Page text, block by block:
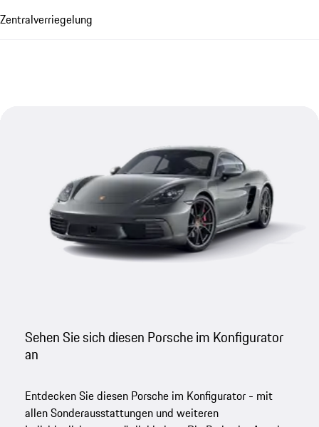
Zentralverriegelung
Sehen Sie sich diesen Porsche im Konfigurator
an
Entdecken Sie diesen Porsche im Konfigurator - mit
allen Sonderausstattungen und weiteren